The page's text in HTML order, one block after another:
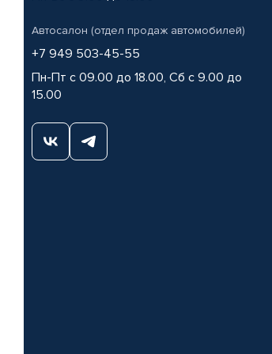
Автосалон (отдел продаж автомобилей)
+7 949 503-45-55
Пн-Пт с 09.00 до 18.00, Сб с 9.00 до
15.00